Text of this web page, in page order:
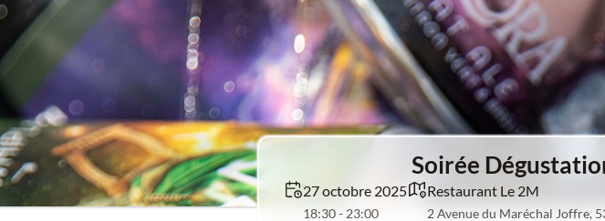
Soirée
27 octobre 2025
18:30 - 23:00
Restaurant Le 2M
2 Avenue du Maréchal Joffre,